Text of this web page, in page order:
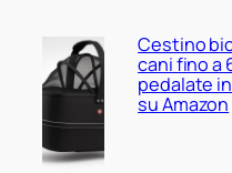
Cestino
cani fino a
pedalate
su Amazon